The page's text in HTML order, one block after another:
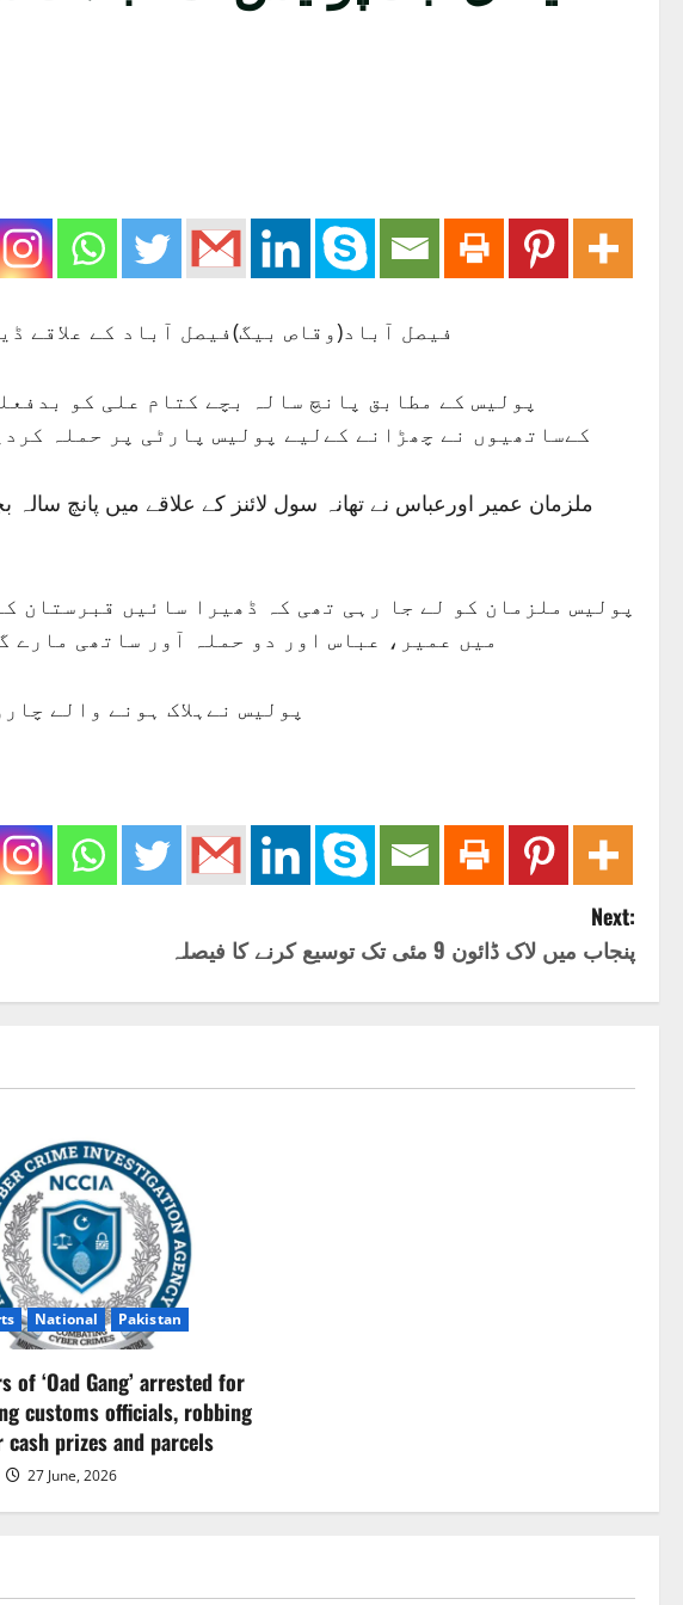
فیصل آباد(وقاص بیگ)فیصل آباد کے علاقے
پولیس کے مطابق پانچ سالہ بچے کتام علی کو
کےساتھیوں نے چھڑانے کےلیے پولیس پارٹی پر حملہ
ملزمان عمیر اورعباس نے تھانہ سول لائنز کے علاقے میں پانچ
پولیس ملزمان کو لے جا رہی تھی کہ ڈھیرا سائیں قبرستان
میں عمیر، عباس اور دو حملہ آور ساتھی
پولیس نےہلاک ہونے والے
Next:
پنجاب میں لاک ڈائون 9 مئی تک توسیع کرنے کا فیصلہ
National Pakistan
of ‘Oad Gang’ arrested for
customs officials, robbing
prizes and parcels
27 June, 2026